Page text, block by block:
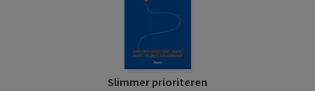
Slimmer prioriteren